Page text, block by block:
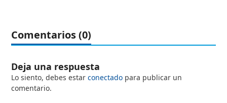
Comentarios (0)
Deja una respuesta
Lo siento, debes estarconectado para publicar un
comentario.